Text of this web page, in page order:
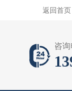
返回首页
咨